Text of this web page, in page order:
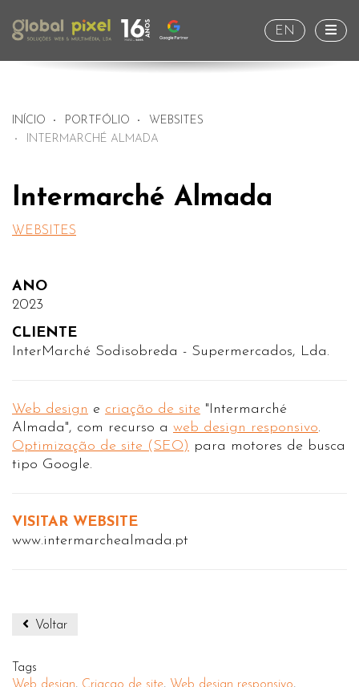
EN
INÍCIO PORTFÓLIO
WEBSITES
INTERMARCHÉ ALMADA
Intermarché Almada
WEBSITES
ANO
2023
CLIENTE
InterMarché Sodisobreda - Supermercados, Lda.
Web design e criação de site "Intermarché
Almada", com recurso a web design responsivo.
Optimização de site (SEO) para motores de busca
tipo Google.
VISITAR WEBSITE
www.intermarchealmada.pt
Voltar
Tags